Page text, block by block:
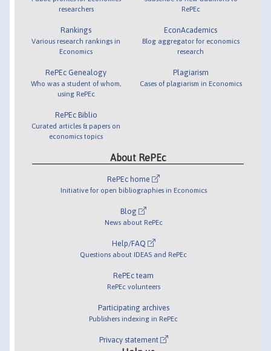
researchers
Rankings
Various research rankings in
Economics
RePEc Genealogy
Who was a student of whom,
using RePEc
RePEc Biblio
Curated articles & papers on
economics topics
RePEc
EconAcademics
Blog aggregator for economics
research
Plagiarism
Cases of plagiarism in Economics
About RePEc
RePEc home
Initiative for open bibliographies in Economics
Blog
News about RePEc
Help/FAQ
Questions about IDEAS and RePEc
RePEc team
RePEc volunteers
Participating archives
Publishers indexing in RePEc
Privacy statement